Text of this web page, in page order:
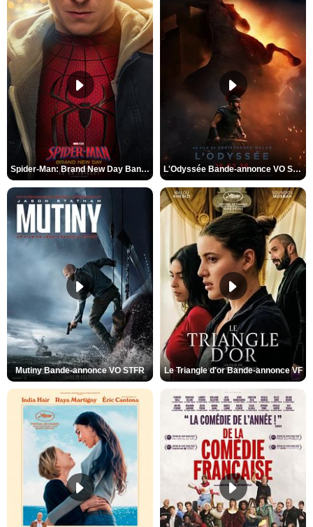
Spider-Man: Brand New Day Bande-annonce VO STFR L'Odyssée Bande-annonce VO STFR
Mutiny Bande-annonce VO STFR Le Triangle d'or Bande-annonce VF